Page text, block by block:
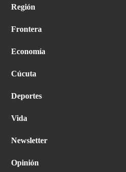
Región
Frontera
Economía
Cúcuta
Deportes
Vida
Newsletter
Opinión